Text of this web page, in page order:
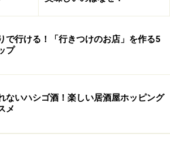
ールを香ったときの芳香と爽快さが
を残します。
かな酸味・苦味・甘み・スパイシー
っ込めたりと、複雑な味わいが口
で行ける！「行きつけのお店」を作る5
プ
ないハシゴ酒！楽しい居酒屋ホッピング
メ